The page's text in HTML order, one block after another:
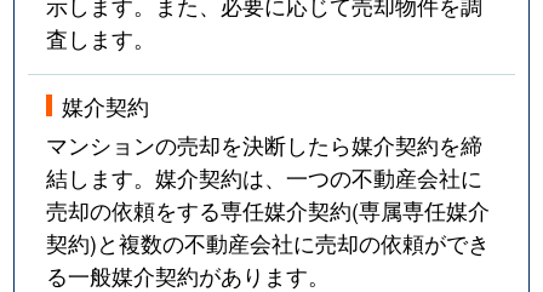
査します。
媒介契約
マンションの売却を決断したら媒介契約を締
結します。媒介契約は、一つの不動産会社に
売却の依頼をする専任媒介契約(専属専任媒介
契約)と複数の不動産会社に売却の依頼ができ
る一般媒介契約があります。